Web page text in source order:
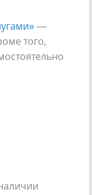
—
того,